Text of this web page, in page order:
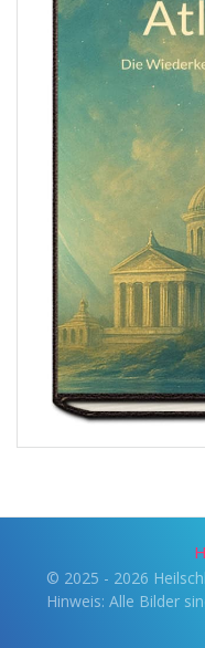
© 2025 - 2026
Hinweis: Alle Bilder